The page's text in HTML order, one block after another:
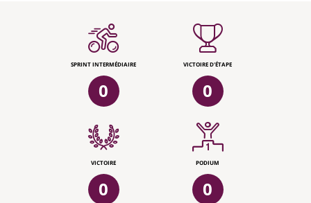
SPRINT INTERMÉDIAIRE
0
VICTOIRE D'ÉTAPE
0
VICTOIRE
0
PODIUM
0